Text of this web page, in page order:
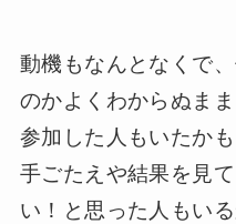
動機もなんとなくで
のかよくわからぬまま
参加した人もいたかも
手ごたえや結果を見
い！と思った人もい